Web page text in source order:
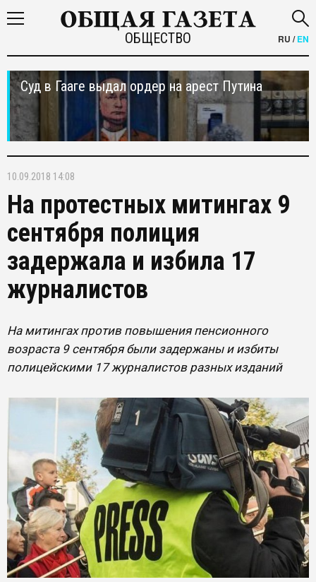
ОБЩЕСТВО RU /EN
Суд в Гааге выдал ордер на арест Путина
10.09.2018 14:08
На протестных митингах 9
сентября полиция
задержала и избила 17
журналистов
На митингах против повышения пенсионного
возраста 9 сентября были задержаны и избиты
полицейскими 17 журналистов разных изданий